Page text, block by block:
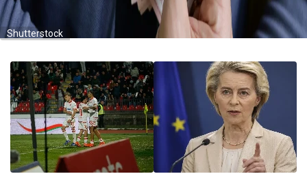
Shutterstock